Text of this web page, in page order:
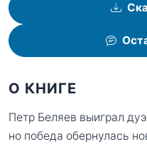
О КНИГЕ
Петр Беляев выиграл
но победа обернулась